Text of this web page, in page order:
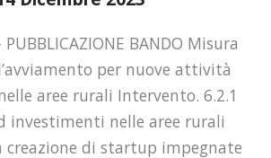
BANDO Misura
per nuove attività
aree rurali Intervento. 6.2.1
investimenti nelle aree rurali
di startup impegnate